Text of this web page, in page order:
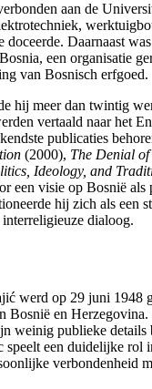
aan de
doceerde. Daarnaast
een organisatie
van Bosnisch erfgoed.
hij meer dan twintig
vertaald naar het
publicaties
(2000), The Denial
Ideology, and
een visie op Bosnië als
hij zich als een
dialoog.
werd op 29 juni 1948
Bosnië en
weinig publieke details
speelt een duidelijke rol
verbondenheid